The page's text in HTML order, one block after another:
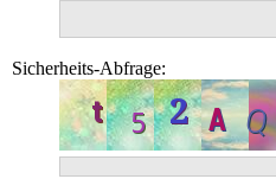
Sicherheits-Abfrage: